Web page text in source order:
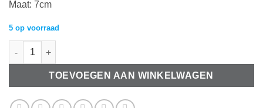
Maat: 7cm
5 op voorraad
Bloem hanger blauw aantal
TOEVOEGEN AAN WINKELWAGEN